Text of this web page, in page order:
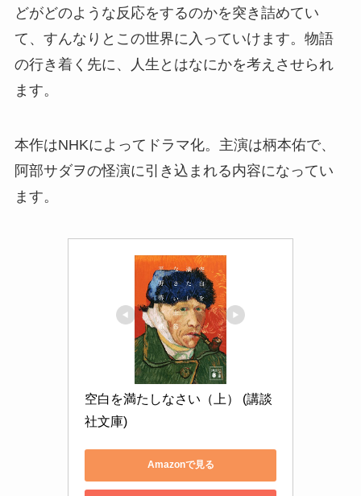
どがどのような反応をするのかを突き詰めてい
て、すんなりとこの世界に入っていけます。物語
の行き着く先に、人生とはなにかを考えさせられ
ます。
本作はNHKによってドラマ化。主演は柄本佑で、
阿部サダヲの怪演に引き込まれる内容になってい
ます。
空白を満たしなさい（上） (講談
社文庫)
Amazonで見る